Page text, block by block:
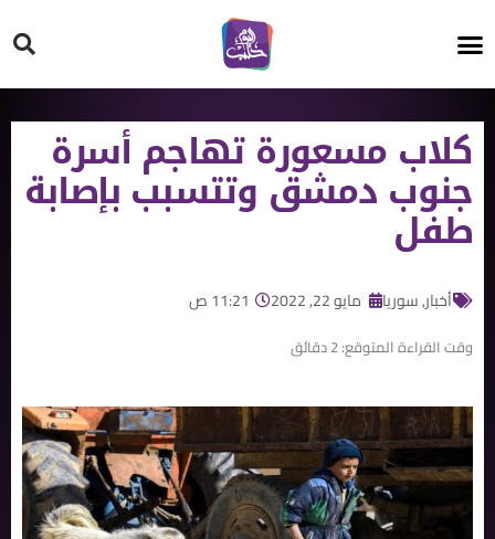
كلاب مسعورة تهاجم أسرة
جنوب دمشق وتتسبب بإصابة
طفل
أخبار,سوريا مايو 22, 2022 11:21 ص
وقت القراءة المتوقع:2دقائق